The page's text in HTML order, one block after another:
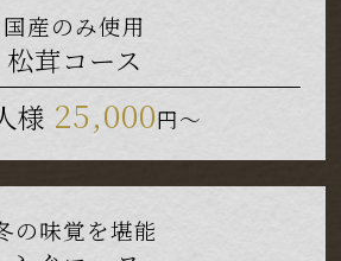
国産のみ使用
松茸コース
様 25,000円～
の味覚を堪能